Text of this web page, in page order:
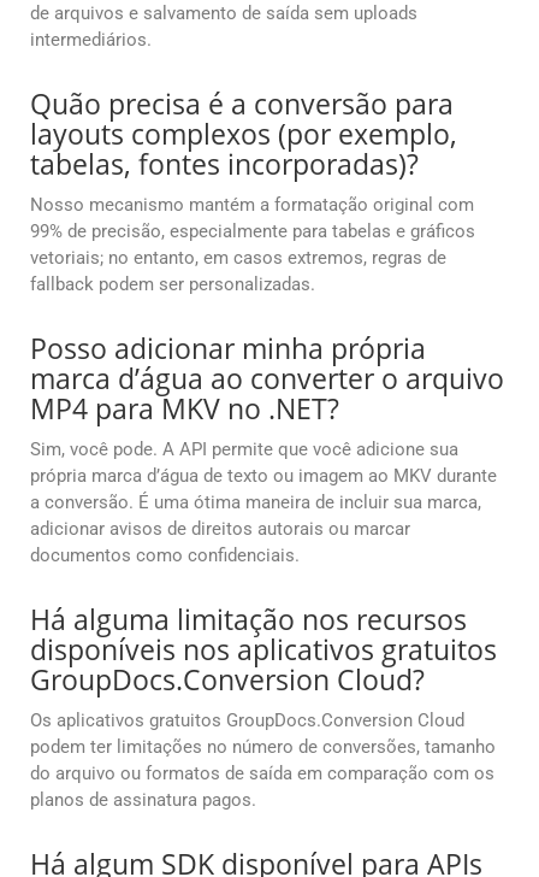
de arquivos e salvamento de saída sem uploads
intermediários.
Quão precisa é a conversão para
layouts complexos (por exemplo,
tabelas, fontes incorporadas)?
Nosso mecanismo mantém a formatação original com
99% de precisão, especialmente para tabelas e gráficos
vetoriais; no entanto, em casos extremos, regras de
fallback podem ser personalizadas.
Posso adicionar minha própria
marca d’água ao converter o arquivo
MP4 para MKV no .NET?
Sim, você pode. A API permite que você adicione sua
própria marca d’água de texto ou imagem ao MKV durante
a conversão. É uma ótima maneira de incluir sua marca,
adicionar avisos de direitos autorais ou marcar
documentos como confidenciais.
Há alguma limitação nos recursos
disponíveis nos aplicativos gratuitos
GroupDocs.Conversion Cloud?
Os aplicativos gratuitos GroupDocs.Conversion Cloud
podem ter limitações no número de conversões, tamanho
do arquivo ou formatos de saída em comparação com os
planos de assinatura pagos.
Há algum SDK disponível para APIs